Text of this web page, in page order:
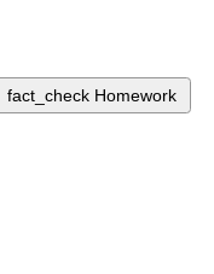
fact_check Homework